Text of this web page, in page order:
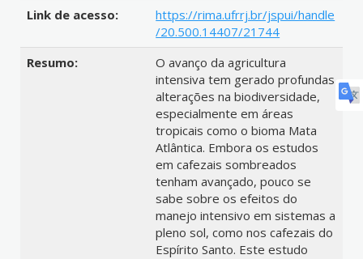
Link de acesso:
https://rima.ufrrj.br/jspui/handle
/20.500.14407/21744
Resumo:
O avanço da agricultura
intensiva tem gerado profundas
alterações na biodiversidade,
especialmente em áreas
tropicais como o bioma Mata
Atlântica. Embora os estudos
em cafezais sombreados
tenham avançado, pouco se
sabe sobre os efeitos do
manejo intensivo em sistemas a
pleno sol, como nos cafezais do
Espírito Santo. Este estudo